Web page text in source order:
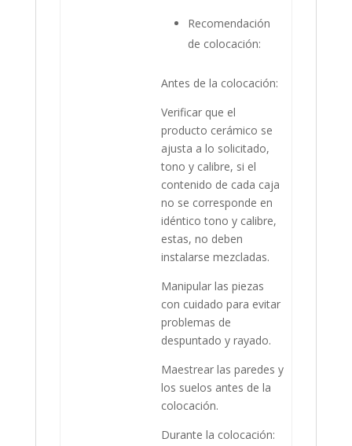
Recomendación
de colocación:
Antes de la colocación:
Verificar que el
producto cerámico se
ajusta a lo solicitado,
tono y calibre, si el
contenido de cada caja
no se corresponde en
idéntico tono y calibre,
estas, no deben
instalarse mezcladas.
Manipular las piezas
con cuidado para evitar
problemas de
despuntado y rayado.
Maestrear las paredes y
los suelos antes de la
colocación.
Durante la colocación: